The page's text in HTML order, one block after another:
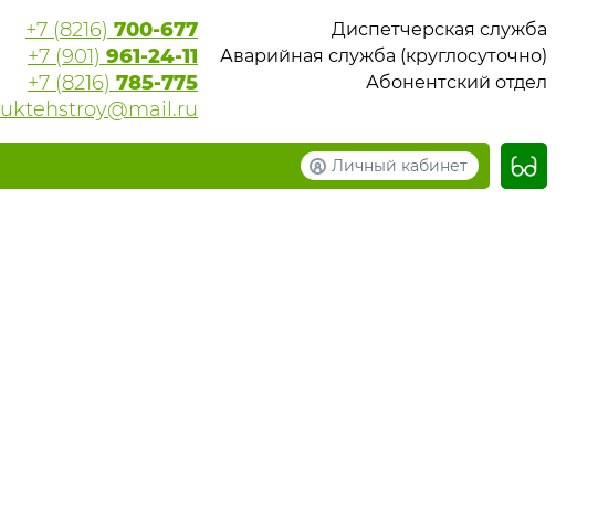
+7 (8216) 700-677
+7 (901) 961-24-11
+7 (8216) 785-775
uktehstroy@mail.ru
Диспетчерская служба
Аварийная служба (круглосуточно)
Абонентский отдел
Личный кабинет